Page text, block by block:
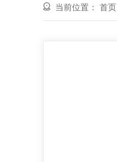
当前位置： 首页